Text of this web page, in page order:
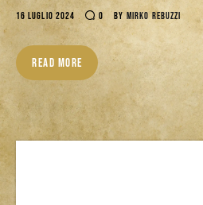
Download
16 LUGLIO 2024 0 BY MIRKO REBUZZI
READ MORE